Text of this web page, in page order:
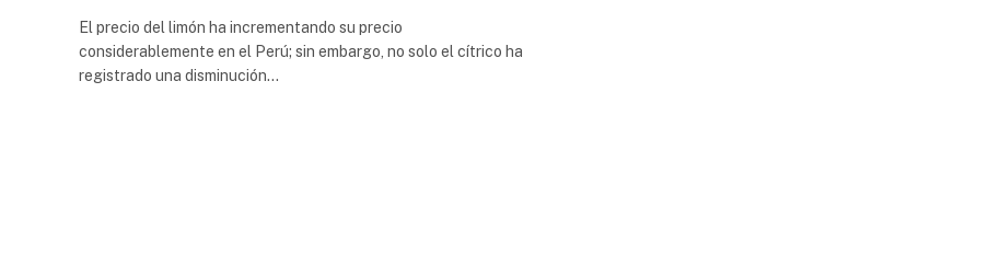
El precio del limón ha incrementando su precio
considerablemente en el Perú; sin embargo, no solo el cítrico ha
registrado una disminución…